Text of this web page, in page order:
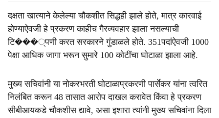
दक्षता खात्याने केलेल्या चौकशीत सिद्धही झाले होते, मात्र कारवाई
होण्याऐवजी हे प्रकरण काहीच गैरव्यवहार झाला नसल्याची
टि���्पणी करत सरकारने गुंडाळले होते. 351पदांऐवजी 1000
पेक्षा आधिक जागा भरून सुमारे 100 कोटींचा घोटाळा झाला आहे.
मुख्य सचिवांनी या नोकरभरती घोटाळाप्रकरणी पार्सेकर यांना त्वरित
निलंबित करून 48 तासात आरोप दाखल करावेत किंवा हे प्रकरण
सीबीआयकडे चौकशीस द्यावे, असा इशारा त्यांनी मुख्य सचिवांना दिला